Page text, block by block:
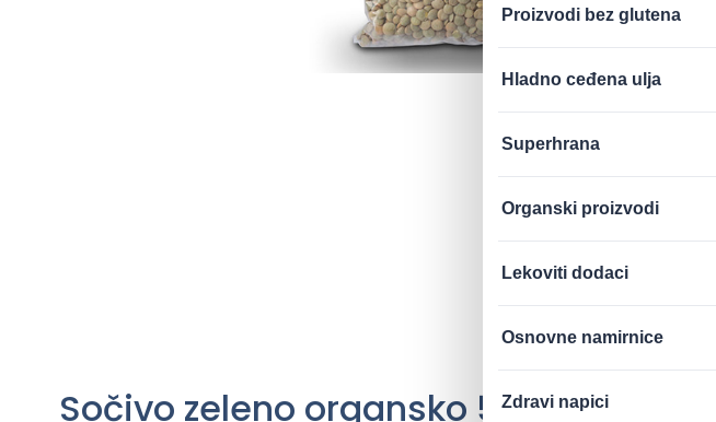
Proizvodi bez glutena
Hladno ceđena ulja
Superhrana
Organski proizvodi
Lekoviti dodaci
Osnovne namirnice
Zdravi napici
Sočivo zeleno organsko 500g Beyond